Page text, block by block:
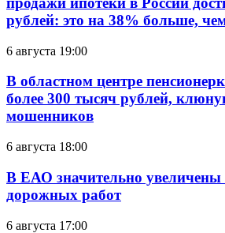
рублей: это на 38% больше,
6 августа 19:00
В областном центре
более 300 тысяч рублей,
мошенников
6 августа 18:00
В ЕАО значительно
дорожных работ
6 августа 17:00